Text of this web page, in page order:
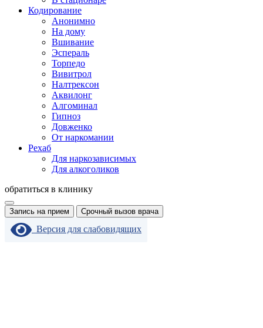
Кодирование
Анонимно
На дому
Вшивание
Эспераль
Торпедо
Вивитрол
Налтрексон
Аквилонг
Алгоминал
Гипноз
Довженко
От наркомании
Рехаб
Для наркозависимых
Для алкоголиков
обратиться в клинику
Запись на прием Срочный вызов врача
Версия для слабовидящих